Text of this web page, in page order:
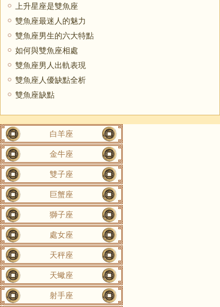
上升星座是雙魚座
雙魚座最迷人的魅力
雙魚座男生的六大特點
如何與雙魚座相處
雙魚座男人出軌表現
雙魚座人優缺點全析
雙魚座缺點
白羊座
金牛座
雙子座
巨蟹座
獅子座
處女座
天秤座
天蠍座
射手座